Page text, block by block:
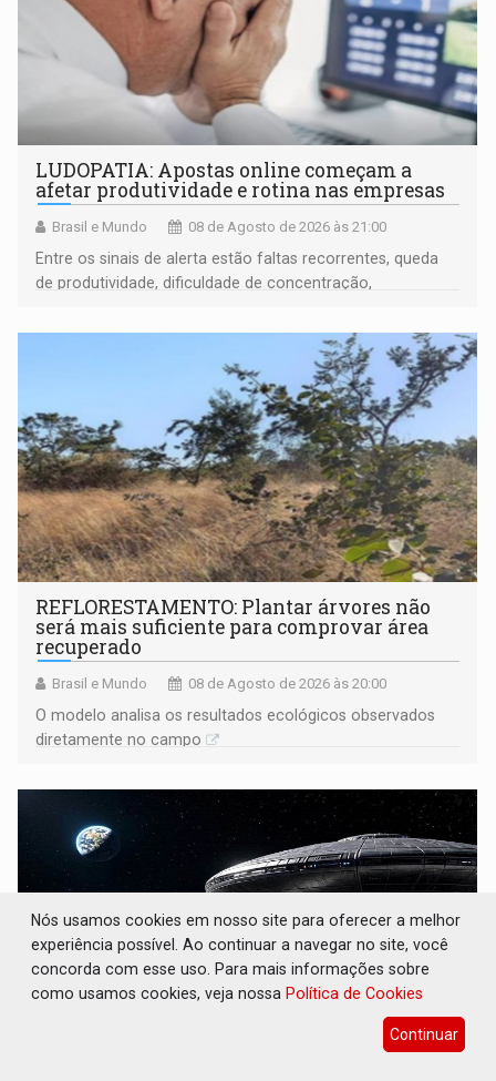
LUDOPATIA: Apostas online começam a
afetar produtividade e rotina nas empresas
Brasil e Mundo 08 de Agosto de 2026 às 21:00
Entre os sinais de alerta estão faltas recorrentes, queda
de produtividade, dificuldade de concentração,
REFLORESTAMENTO: Plantar árvores não
será mais suficiente para comprovar área
recuperado
Brasil e Mundo 08 de Agosto de 2026 às 20:00
O modelo analisa os resultados ecológicos observados
diretamente no campo
Nós usamos cookies em nosso site para oferecer a melhor
experiência possível. Ao continuar a navegar no site, você
concorda com esse uso. Para mais informações sobre
como usamos cookies, veja nossa Política de Cookies
Continuar